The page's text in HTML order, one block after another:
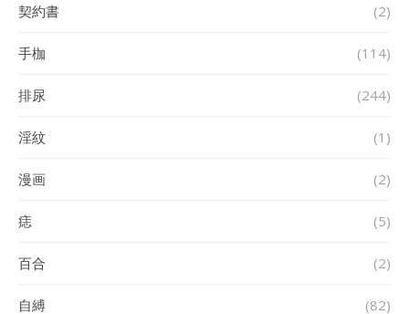
契約書 (2)
手枷 (114)
排尿 (244)
淫紋 (1)
漫画 (2)
痣 (5)
百合 (2)
自縛 (82)